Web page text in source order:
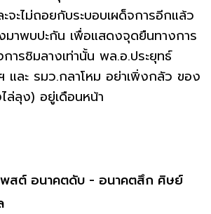
ะจะไม่ถอยกับระบอบเผด็จการอีกแล้ว
าพบปะกัน เพื่อแสดงจุดยืนทางการ
ารชิมลางเท่านั้น พล.อ.ประยุทธ์
และ รมว.กลาโหม อย่าเพิ่งกลัว ของ
ลุง) อยู่เดือนหน้า
พสต์ อนาคตดับ - อนาคตสึก ศิษย์